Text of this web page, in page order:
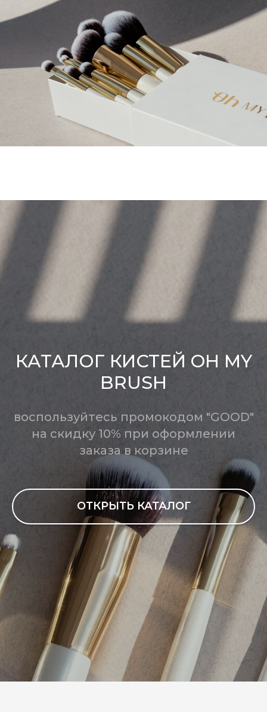
КАТАЛОГ КИСТЕЙ OH MY
BRUSH
воспользуйтесь промокодом "GOOD"
на скидку 10% при оформлении
заказа в корзине
ОТКРЫТЬ КАТАЛОГ